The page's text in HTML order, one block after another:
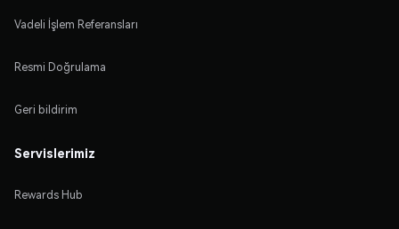
Vadeli İşlem Referansları
Resmi Doğrulama
Geri bildirim
Servislerimiz
Rewards Hub